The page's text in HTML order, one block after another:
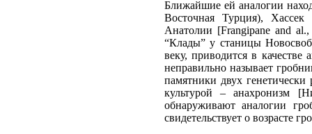
Ближайшие ей аналогии
Восточная Турция),
Анатолии [Frangipane and
“Клады” у станицы
веку, приводится в
неправильно называет
памятники двух
культурой – анахронизм
обнаруживают аналогии
свидетельствует о возрасте